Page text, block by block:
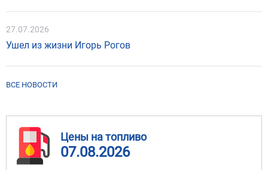
27.07.2026
Ушел из жизни Игорь Рогов
ВСЕ НОВОСТИ
Цены на топливо
07.08.2026